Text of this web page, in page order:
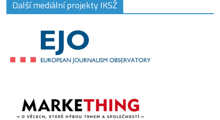
Další mediální projekty IKSŽ